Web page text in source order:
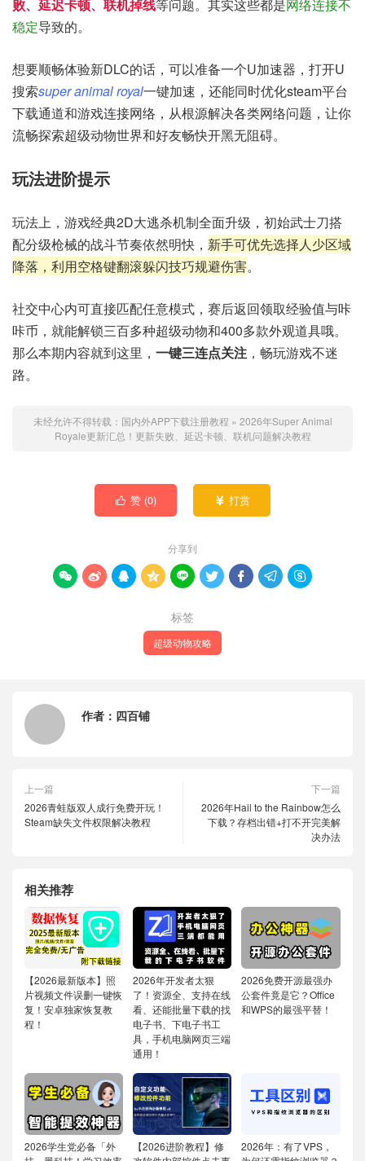
败、延迟卡顿、联机掉线等问题。其实这些都是网络连接不
稳定导致的。
想要顺畅体验新DLC的话，可以准备一个U加速器，打开U
搜索super animal royal一键加速，还能同时优化steam平台
下载通道和游戏连接网络，从根源解决各类网络问题，让你
流畅探索超级动物世界和好友畅快开黑无阻碍。
玩法进阶提示
玩法上，游戏经典2D大逃杀机制全面升级，初始武士刀搭
配分级枪械的战斗节奏依然明快， 新手可优先选择人少区域
降落，利用空格键翻滚躲闪技巧规避伤害。
社交中心内可直接匹配任意模式，赛后返回领取经验值与咔
咔币，就能解锁三百多种超级动物和400多款外观道具哦。
那么本期内容就到这里， 一键三连点关注 ，畅玩游戏不迷
路。
未经允许不得转载： 国内外APP下载注册教程 » 2026年Super Animal
Royale更新汇总！更新失败、延迟卡顿、联机问题解决教程
 赞 (0)  打赏
分享到
        
标签
超级动物攻略
作者： 四百铺
上一篇
2026青蛙版双人成行免费开玩！
Steam缺失文件权限解决教程
下一篇
2026年Hail to the Rainbow怎么
下载？存档出错+打不开完美解
决办法
相关推荐
【2026最新版本】照
片视频文件误删一键恢
复！安卓独家恢复教
程！
2026年开发者太狠
了！资源全、支持在线
看、还能批量下载的找
电子书、下电子书工
具，手机电脑网页三端
通用！
2026免费开源最强办
公套件竟是它？Office
和WPS的最强平替！
2026学生党必备「外
【2026进阶教程】修
2026年：有了VPS，